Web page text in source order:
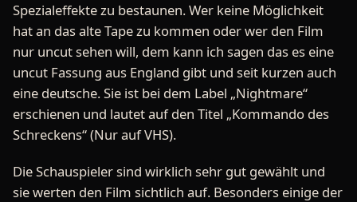
Spezialeffekte zu bestaunen. Wer keine Möglichkeit
hat an das alte Tape zu kommen oder wer den Film
nur uncut sehen will, dem kann ich sagen das es eine
uncut Fassung aus England gibt und seit kurzen auch
eine deutsche. Sie ist bei dem Label „Nightmare“
erschienen und lautet auf den Titel „Kommando des
Schreckens“ (Nur auf VHS).
Die Schauspieler sind wirklich sehr gut gewählt und
sie werten den Film sichtlich auf. Besonders einige der